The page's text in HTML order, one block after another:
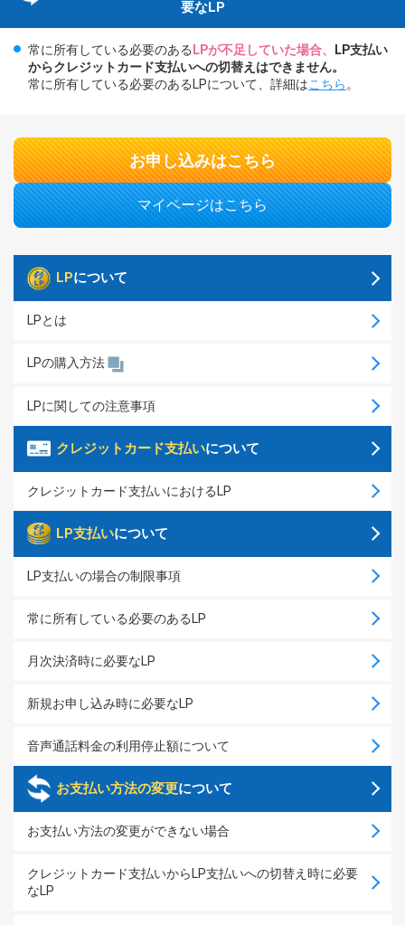
要なLP
常に所有している必要のある LPが不足していた場合、
LP支払い
からクレジットカード支払いへの切替えはできません。
常に所有している必要のあるLPについて、詳細はこちら。
お申し込みはこちら
マイページはこちら
LPについて
LPとは
LPの購入方法
LPに関しての注意事項
クレジットカード支払いについて
クレジットカード支払いにおけるLP
LP支払いについて
LP支払いの場合の制限事項
常に所有している必要のあるLP
月次決済時に必要なLP
新規お申し込み時に必要なLP
音声通話料金の利用停止額について
お支払い方法の変更について
お支払い方法の変更ができない場合
クレジットカード支払いからLP支払いへの切替え時に必要
なLP